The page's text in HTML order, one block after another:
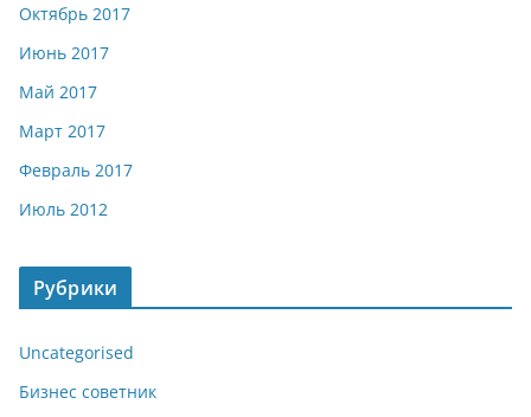
Октябрь 2017
Июнь 2017
Май 2017
Март 2017
Февраль 2017
Июль 2012
Рубрики
Uncategorised
Бизнес советник